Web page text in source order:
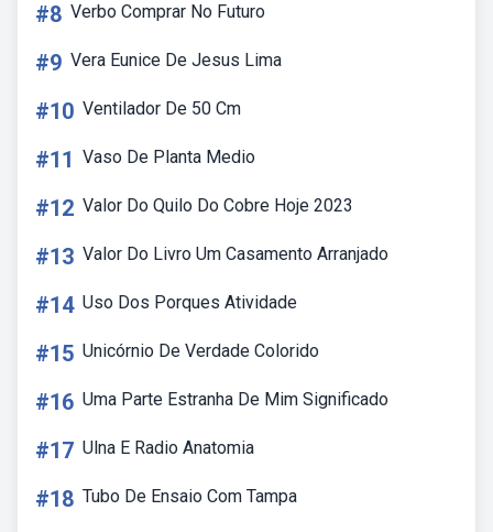
#8 Verbo Comprar No Futuro
#9 Vera Eunice De Jesus Lima
#10 Ventilador De 50 Cm
#11 Vaso De Planta Medio
#12 Valor Do Quilo Do Cobre Hoje 2023
#13 Valor Do Livro Um Casamento Arranjado
#14 Uso Dos Porques Atividade
#15 Unicórnio De Verdade Colorido
#16 Uma Parte Estranha De Mim Significado
#17 Ulna E Radio Anatomia
#18 Tubo De Ensaio Com Tampa